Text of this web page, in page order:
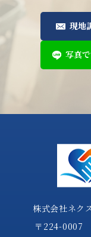
現地
写真
株式会社ネク
〒224-0007